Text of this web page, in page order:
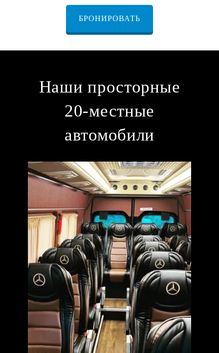
БРОНИРОВАТЬ
Наши просторные
20-местные
автомобили